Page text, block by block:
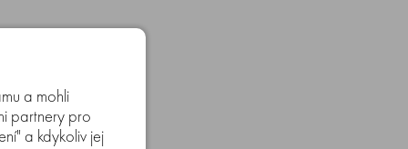
a mohli
partnery pro
a kdykoliv jej